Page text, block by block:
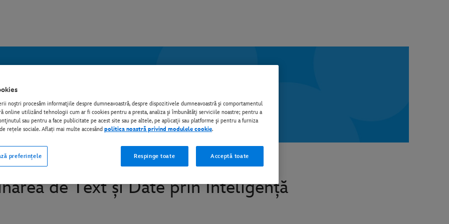
de Text și Date prin Inteligență
noştri procesăm informaţiile despre dumneavoastră, despre dispozitivele dumneavoastră şi comportamentul
online utilizând tehnologii cum ar fi cookies pentru a presta, analiza şi îmbunătăţi serviciile noastre; pentru a
sau pentru a face publicitate pe acest site sau pe altele, pe aplicaţii sau platforme şi pentru a furniza
rețele sociale. Aflați mai multe accesând politica noastră privind modulele cookie.
preferințele Respinge toate Acceptă toate